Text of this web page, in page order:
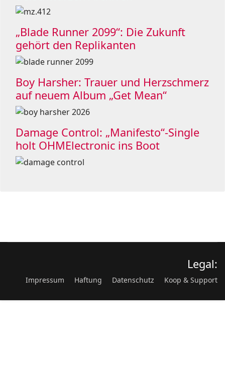
„Blade Runner 2099“: Die Zukunft
gehört den Replikanten
Boy Harsher: Trauer und Herzschmerz
auf neuem Album „Get Mean“
Damage Control: „Manifesto“-Single
holt OHMElectronic ins Boot
Legal:
Impressum Haftung Datenschutz Koop & Support